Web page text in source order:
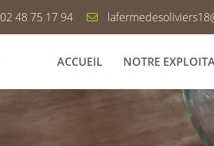
02 48 75 17 94
ACCUEIL NOTRE